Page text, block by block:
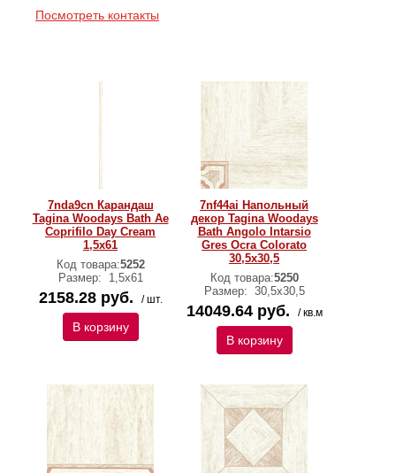
Посмотреть контакты
7nda9cn Карандаш
Tagina Woodays Bath Ae
Coprifilo Day Cream
1,5x61
Код товара:5252
Размер:
1,5x61
2158.28 руб. / шт.
В корзину
7nf44ai Напольный
декор Tagina Woodays
Bath Angolo Intarsio
Gres Ocra Colorato
30,5x30,5
Код товара:5250
Размер: 30,5x30,5
14049.64 руб. / кв.м
В корзину